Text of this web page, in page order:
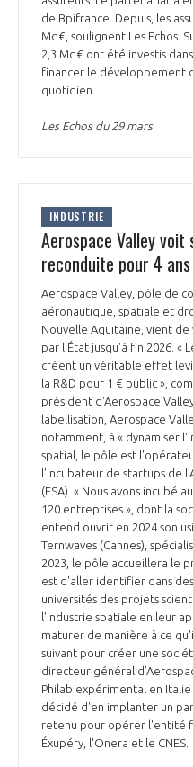
de Bpifrance. Depuis, les
Md€, soulignent Les Echos.
2,3 Md€ ont été investis
financer le développement
quotidien.
Les Echos du 29 mars
INDUSTRIE
Aerospace Valley voit
reconduite pour 4 ans
Aerospace Valley, pôle de
aéronautique, spatiale et
Nouvelle Aquitaine, vient
par l'État jusqu'à fin 2026. «
créent un véritable effet
la R&D pour 1 € public »,
président d'Aerospace
labellisation, Aerospace
notamment, à « dynamiser
spatial, le pôle est
l'incubateur de startups de
(ESA). « Nous avons incubé
120 entreprises », dont la
entend ouvrir en 2024 son
Ternwaves (Cannes),
2023, le pôle accueillera le
est d'aller identifier dans
universités des projets
l'industrie spatiale en leur
maturer de manière à ce
suivant pour créer une
directeur général
Philab expérimental en
décidé d'en implanter un
retenu pour opérer l'entité
Éxupéry, l'Onera et le CNES.